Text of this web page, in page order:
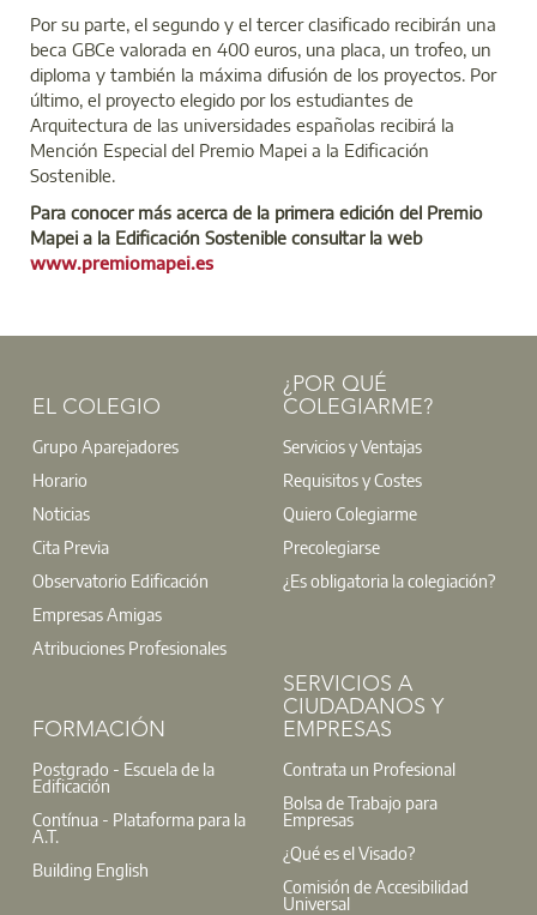
Por su parte, el segundo y el tercer clasificado recibirán una
beca GBCe valorada en 400 euros, una placa, un trofeo, un
diploma y también la máxima difusión de los proyectos. Por
último, el proyecto elegido por los estudiantes de
Arquitectura de las universidades españolas recibirá la
Mención Especial del Premio Mapei a la Edificación
Sostenible.
Para conocer más acerca de la primera edición del Premio
Mapei a la Edificación Sostenible consultar la web
www.premiomapei.es
EL COLEGIO
Grupo Aparejadores
Horario
Noticias
Cita Previa
Observatorio Edificación
Empresas Amigas
Atribuciones Profesionales
¿POR QUÉ
COLEGIARME?
Servicios y Ventajas
Requisitos y Costes
Quiero Colegiarme
Precolegiarse
¿Es obligatoria la colegiación?
FORMACIÓN
Postgrado - Escuela de la
Edificación
Contínua - Plataforma para la
A.T.
Building English
SERVICIOS A
CIUDADANOS Y
EMPRESAS
Contrata un Profesional
Bolsa de Trabajo para
Empresas
¿Qué es el Visado?
Comisión de Accesibilidad
Universal